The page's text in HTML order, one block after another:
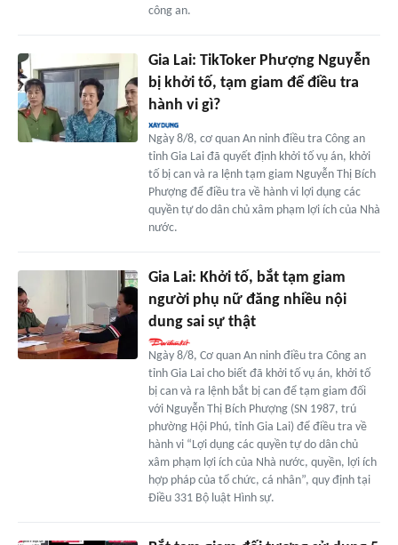
công an.
Gia Lai: TikToker Phượng Nguyễn
bị khởi tố, tạm giam để điều tra
hành vi gì?
Ngày 8/8, cơ quan An ninh điều tra Công an
tỉnh Gia Lai đã quyết định khởi tố vụ án, khởi
tố bị can và ra lệnh tạm giam Nguyễn Thị Bích
Phượng để điều tra về hành vi lợi dụng các
quyền tự do dân chủ xâm phạm lợi ích của Nhà
nước.
Gia Lai: Khởi tố, bắt tạm giam
người phụ nữ đăng nhiều nội
dung sai sự thật
Ngày 8/8, Cơ quan An ninh điều tra Công an
tỉnh Gia Lai cho biết đã khởi tố vụ án, khởi tố
bị can và ra lệnh bắt bị can để tạm giam đối
với Nguyễn Thị Bích Phượng (SN 1987, trú
phường Hội Phú, tỉnh Gia Lai) để điều tra về
hành vi “Lợi dụng các quyền tự do dân chủ
xâm phạm lợi ích của Nhà nước, quyền, lợi ích
hợp pháp của tổ chức, cá nhân”, quy định tại
Điều 331 Bộ luật Hình sự.